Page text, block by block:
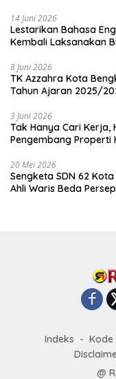
14 Juni 2026
Lestarikan Bahasa
Kembali Laksanakan
8 Juni 2026
TK Azzahra Kota
Tahun Ajaran 2025/
3 Juni 2026
Tak Hanya Cari Kerja,
Pengembang Properti
20 Mei 2026
Sengketa SDN 62
Ahli Waris Beda
Indeks Kode
@